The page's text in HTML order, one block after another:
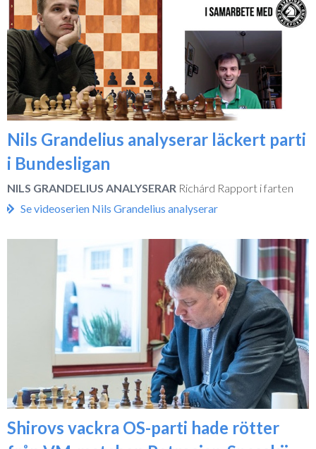
Nils Grandelius analyserar läckert parti
i Bundesligan
NILS GRANDELIUS ANALYSERAR Richárd Rapport i farten
Se videoserien Nils Grandelius analyserar
Shirovs vackra OS-parti hade rötter